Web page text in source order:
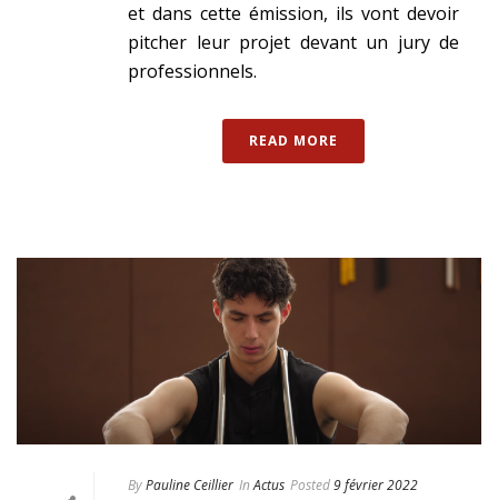
et dans cette émission, ils vont devoir
pitcher leur projet devant un jury de
professionnels.
READ MORE
ByPauline Ceillier In Actus Posted9 février 2022